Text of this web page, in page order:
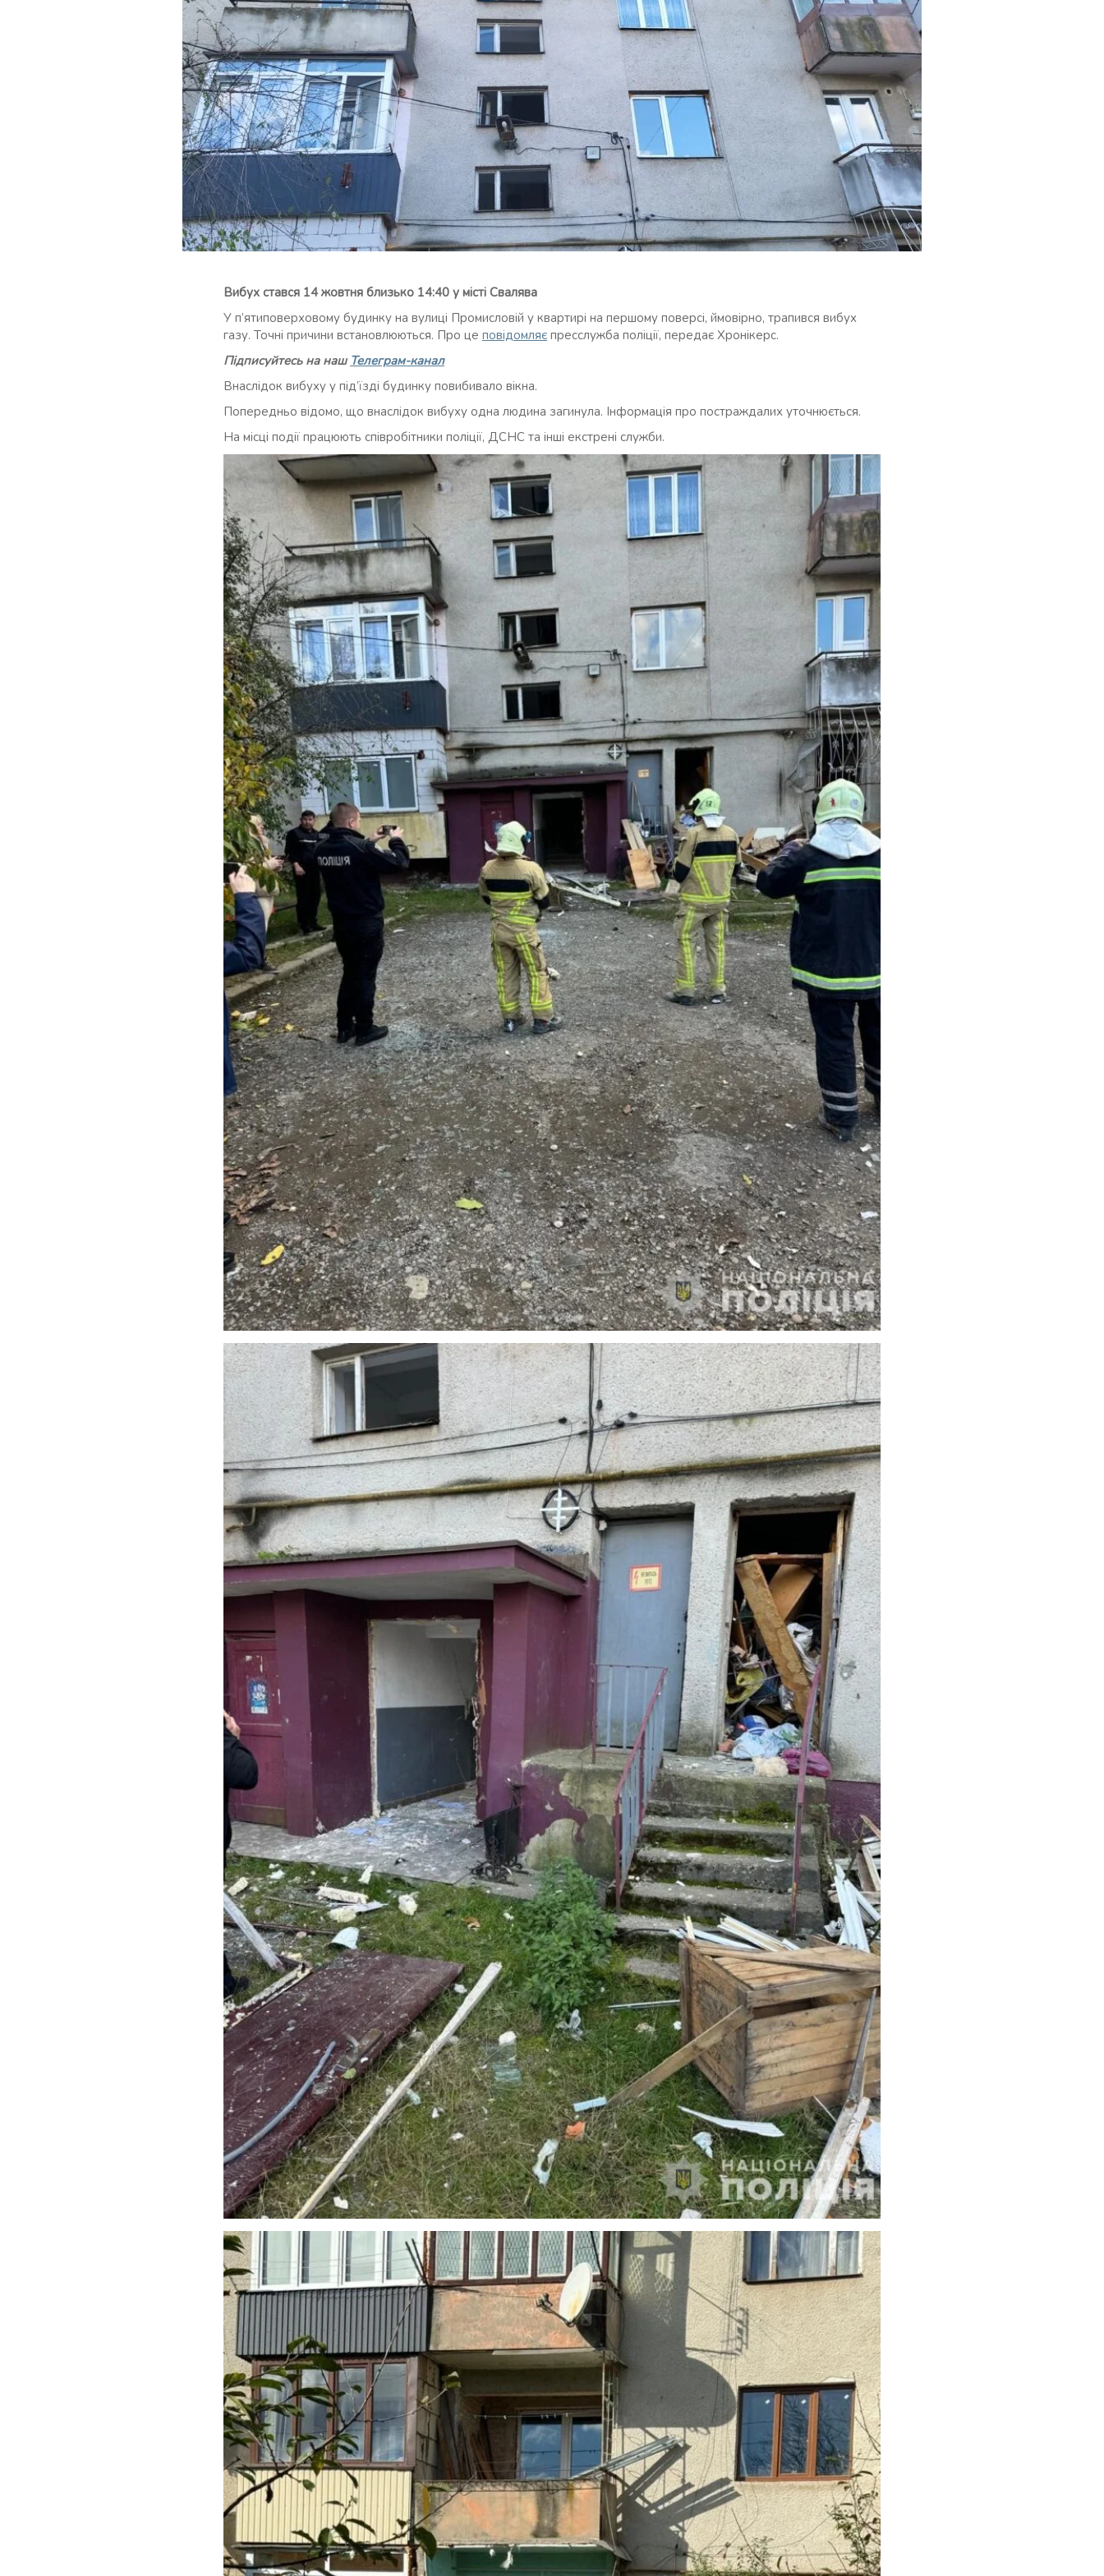
Вибух стався 14 жовтня близько 14:40 у місті Свалява
У п’ятиповерховому будинку на вулиці Промисловій у квартирі на першому поверсі, ймовірно, трапився вибух
газу. Точні причини встановлюються. Про це повідомляє пресслужба поліції, передає Хронікерс.
Підписуйтесь на наш Телеграм-канал
Внаслідок вибуху у під’їзді будинку повибивало вікна.
Попередньо відомо, що внаслідок вибуху одна людина загинула. Інформація про постраждалих уточнюється.
На місці події працюють співробітники поліції, ДСНС та інші екстрені служби.